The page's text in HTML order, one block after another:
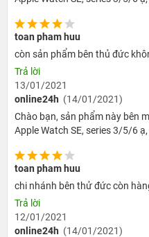
Tốc độ xử lý nhanh
Nếu bạn đã biết iWatch
nào so với thế hệ 1 và 2
thế nữa. Nhờ tới con chip
tốc độ xử lý nhanh gấp
hiệu năng làm việc cũng
giúp ta thao tác trên
nhàng hơn. Dung lượng
và bạn có thể thỏa thích
mình thích vào chiếc hình
Loa phát to hơn, rõ ràng
Không chỉ màn hình được
vậy. Làm sao có thể vui
toan pham huu
còn sản phẩm bên thủ đức
Trả lời
13/01/2021
online24h (14/01/2021)
Chào bạn, sản phẩm này bên
Apple Watch SE, series 3/5/6
toan pham huu
chi nhánh bên thử đức còn
Trả lời
12/01/2021
online24h (14/01/2021)